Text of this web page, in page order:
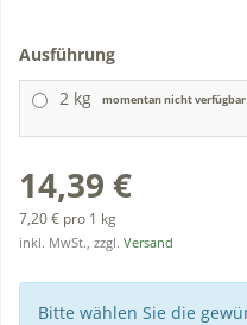
Ausführung
2 kg
momentan nicht verfügbar
14,39 €
7,20 € pro 1 kg
inkl. MwSt., zzgl. Versand
Bitte wählen Sie die